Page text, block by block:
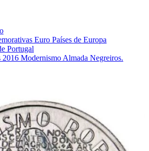
Euro Países de Europa
Portugal
2016 Modernismo Almada Negreiros.